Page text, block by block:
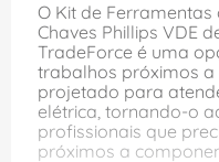
O Kit de Ferramentas
Chaves Phillips VDE
TradeForce é uma
trabalhos próximos a
projetado para
elétrica, tornando-o
profissionais que
próximos a